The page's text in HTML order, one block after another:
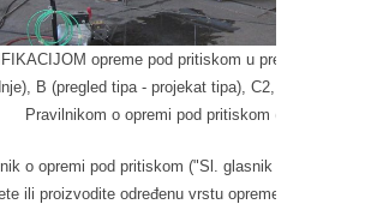
opreme pod pritiskom u prema
B (pregled tipa - projekat tipa), C2, D, D1, E,
Pravilnikom o opremi pod pritiskom ("Sl. glasnik
o opremi pod pritiskom ("Sl. glasnik RS" 114/
ili proizvodite određenu vrstu opreme pod